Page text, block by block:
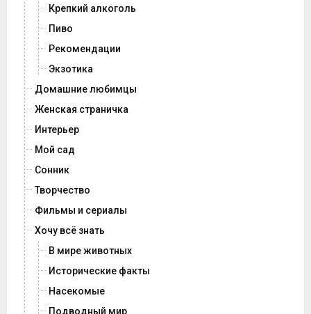
Крепкий алкоголь
Пиво
Рекомендации
Экзотика
Домашние любимцы
Женская страничка
Интерьер
Мой сад
Сонник
Творчество
Фильмы и сериалы
Хочу всё знать
В мире животных
Исторические факты
Насекомые
Подводный мир